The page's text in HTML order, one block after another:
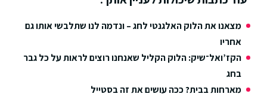
מצאנו את הלוק האלגנטי לחג – ונדמה לנו שתלבשי אותו גם
אחריו
הקז’ואל־שיק: הלוק הקליל שאנחנו רוצים לראות על כל גבר
בחג
מארחות בבית? ככה עושים את זה בסטייל